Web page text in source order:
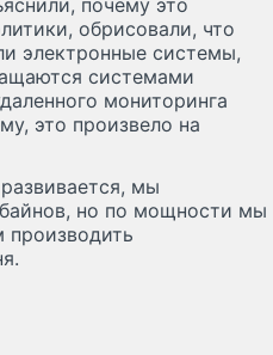
почему это
обрисовали, что
электронные системы,
системами
мониторинга
это произвело на
мы
но по мощности мы